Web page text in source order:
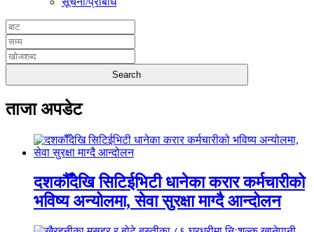
ताजा अपडेट
दशकौँदेखि सिटिईभिटी धानेका करार कर्मचारीको
भविष्य अन्योलमा, सेवा सुरक्षा माग्दै आन्दोलन